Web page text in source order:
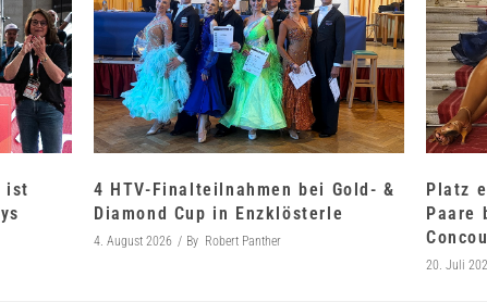
ist
4 HTV-Finalteilnahmen bei Gold- &
Diamond Cup in Enzklösterle
4. August 2026 By Robert Panther
Platz
Paare
20. Juli